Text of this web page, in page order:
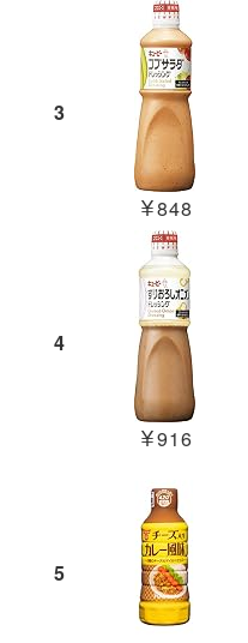
3
￥848
4
￥916
5